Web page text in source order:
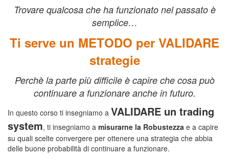
Trovare qualcosa che ha funzionato nel passato è
semplice…
Ti serve un METODO per VALIDARE
strategie
Perchè la parte più difficile è capire che cosa può
continuare a funzionare anche in futuro.
In questo corso ti insegniamo a VALIDARE un trading
system, ti insegniamo a misurarne la Robustezza e a capire
su quali scelte convergere per ottenere una strategia che abbia
delle buone probabilità di continuare a funzionare.